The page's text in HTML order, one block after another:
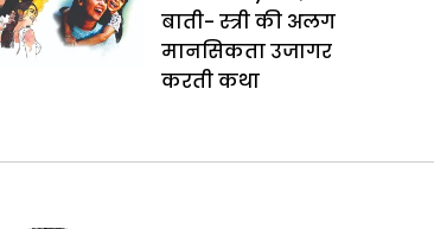
बाती- स्त्री की अलग
मानसिकता उजागर
करती कथा